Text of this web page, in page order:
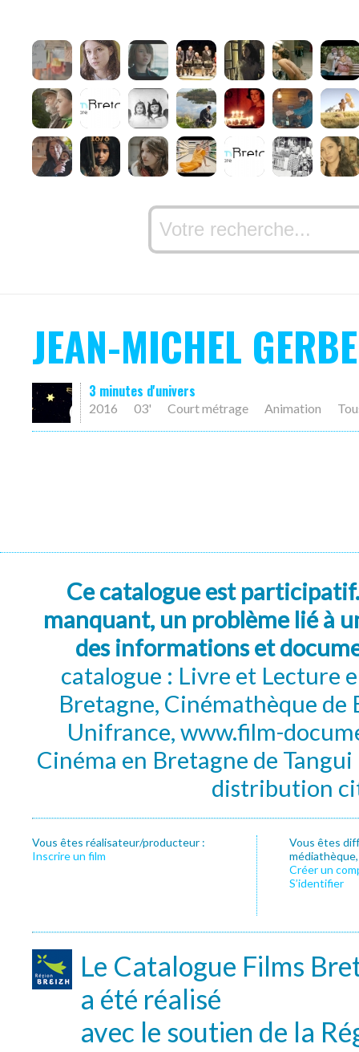
JEAN-MICHEL
3 minutes d'univers
2016 03' Court métrage Animation
Ce catalogue est
manquant, un problème lié à
des informations et
catalogue : Livre et Lecture
Bretagne, Cinémathèque de
Unifrance, www.film-
Cinéma en Bretagne de
distribution
Vous êtes réalisateur/producteur :
Inscrire un film
Vous êtes
Créer un
S’identifier
Le Catalogue Films
a été réalisé
avec le soutien de la